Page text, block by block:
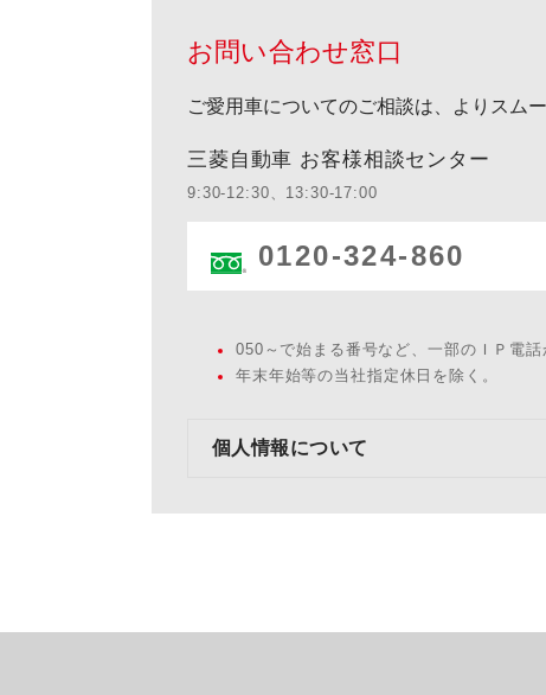
お問い合わせ窓口
ご愛用車についてのご相談は、よりスム
三菱自動車 お客様相談センター
9:30-12:30、13:30-17:00
0120-324-860
050～で始まる番号など、一部のＩＰ電
年末年始等の当社指定休日を除く。
個人情報について